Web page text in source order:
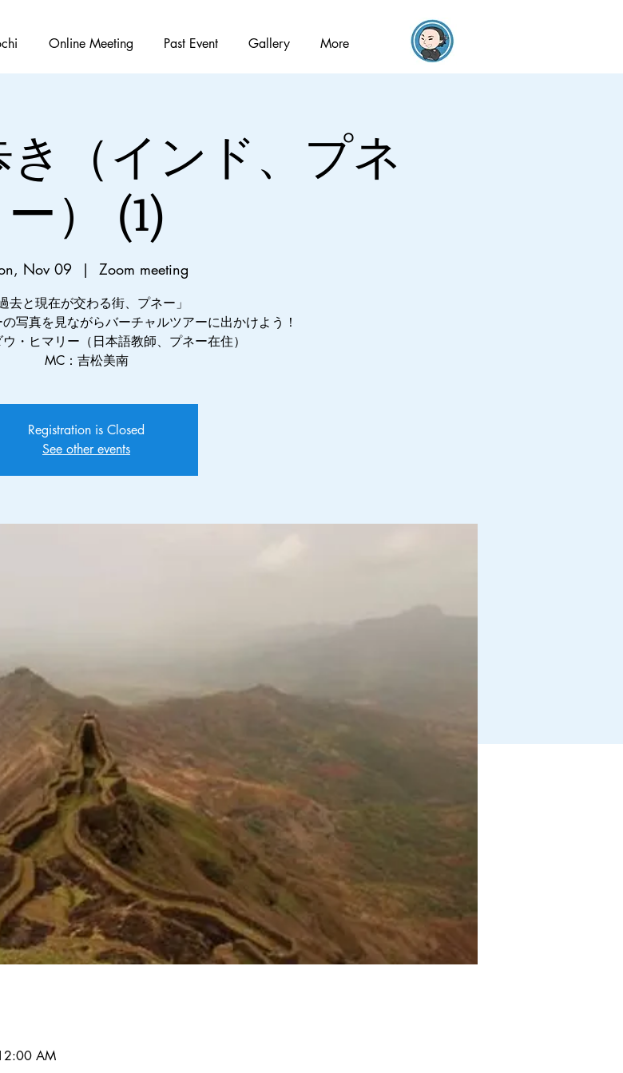
Online Meeting Past Event Gallery More
（インド、プネ
ー） (1)
Nov 09
  |
Zoom meeting
過去と現在が交わる街、プネー」
写真を見ながらバーチャルツアーに出かけよう！
・ヒマリー（日本語教師、プネー在住）
MC：吉松美南
Registration is Closed
See other events
AM